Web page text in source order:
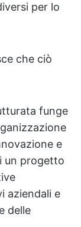
per lo
che ciò
funge
e
un progetto
aziendali e
delle